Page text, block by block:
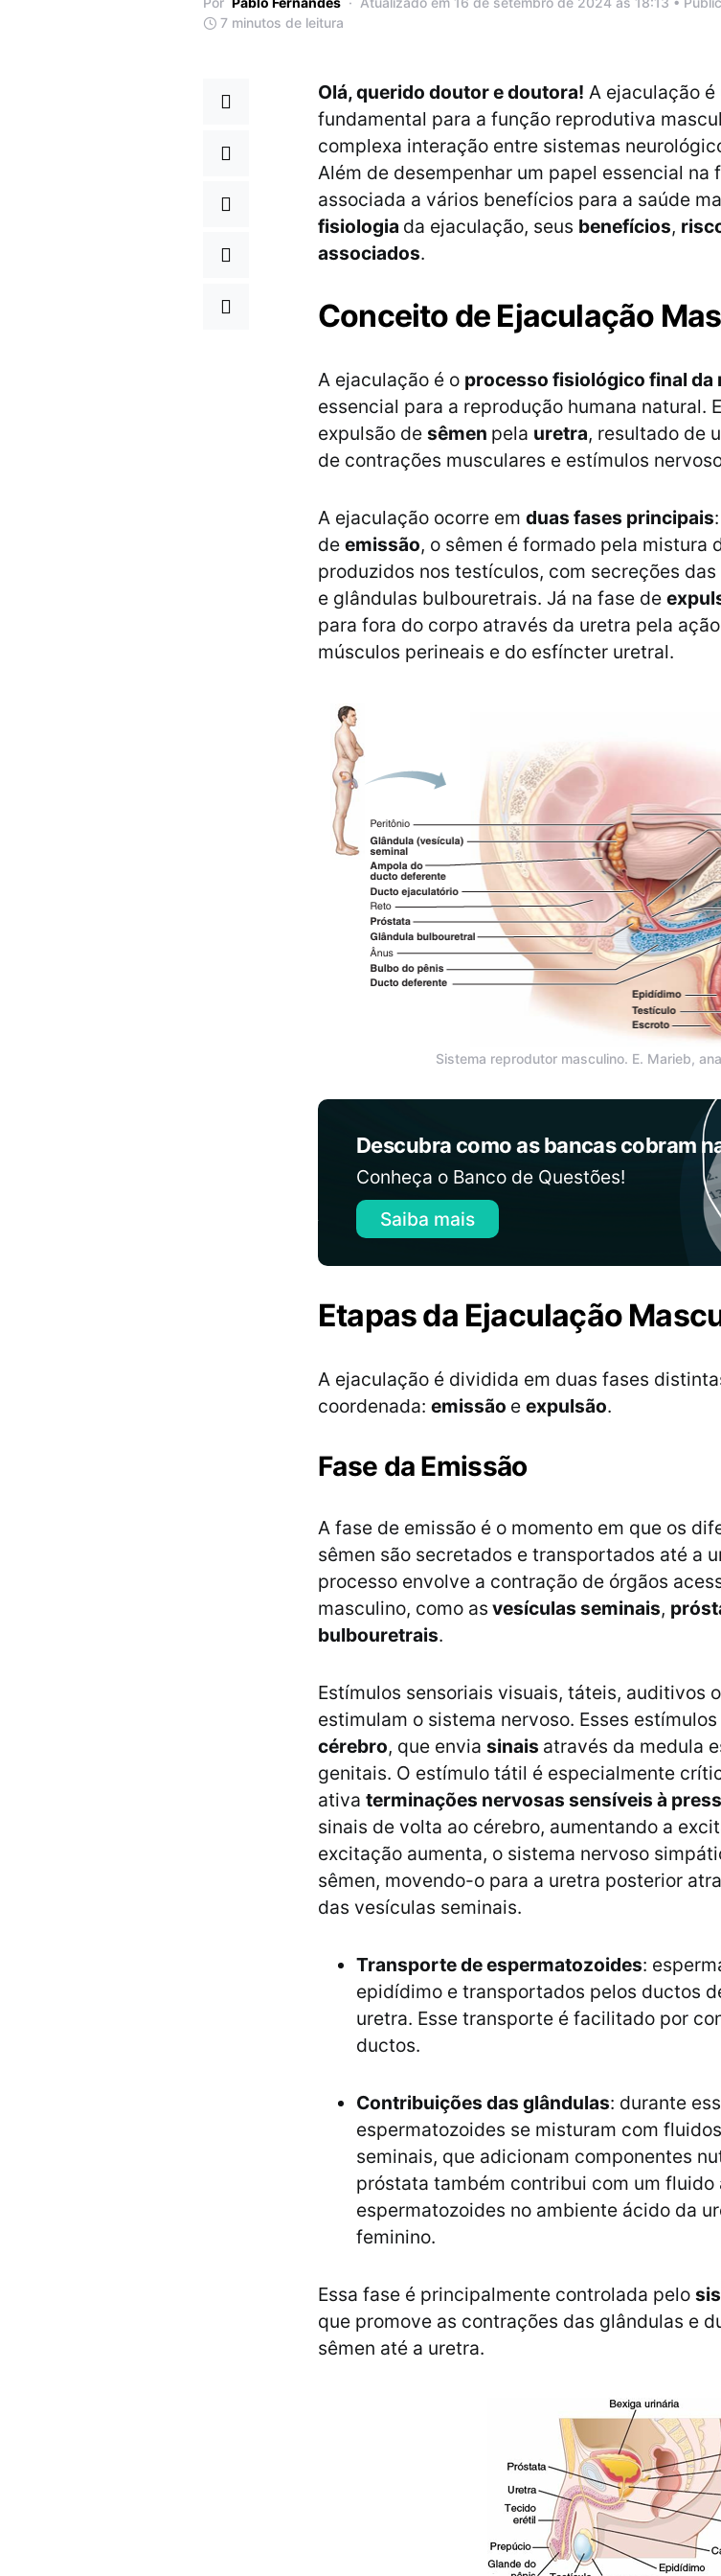
7 minutos de leitura
Olá, querido doutor e doutora! A ejaculação
fundamental para a função reprodutiva
complexa interação entre sistemas
Além de desempenhar um papel essencial
associada a vários benefícios para a saúde
fisiologia da ejaculação, seus benefícios,
associados.
Conceito de Ejaculação
A ejaculação é o processo fisiológico final da
essencial para a reprodução humana natural.
expulsão de sêmen pela uretra, resultado de
de contrações musculares e estímulos
A ejaculação ocorre em duas fases principais
de emissão, o sêmen é formado pela mistura
produzidos nos testículos, com secreções
e glândulas bulbouretrais. Já na fase de
para fora do corpo através da uretra pela
músculos perineais e do esfíncter uretral​.
Sistema reprodutor masculino. E. Marieb,
Descubra como as bancas cobram
Conheça o Banco de Questões!
Saiba mais
Etapas da Ejaculação
A ejaculação é dividida em duas fases
coordenada: emissão e expulsão.
Fase da Emissão
A fase de emissão é o momento em que os
sêmen são secretados e transportados até a
processo envolve a contração de órgãos
masculino, como as vesículas seminais,
bulbouretrais.
Estímulos sensoriais visuais, táteis, auditivos
estimulam o sistema nervoso. Esses
cérebro, que envia sinais através da medula
genitais. O estímulo tátil é especialmente
ativa terminações nervosas sensíveis à
sinais de volta ao cérebro, aumentando a
excitação aumenta, o sistema nervoso
sêmen, movendo-o para a uretra posterior
das vesículas seminais.
Transporte de espermatozoides:
epidídimo e transportados pelos ductos
uretra. Esse transporte é facilitado por
ductos.
Contribuições das glândulas: durante
espermatozoides se misturam com
seminais, que adicionam componentes
próstata também contribui com um fluido
espermatozoides no ambiente ácido da
feminino.
Essa fase é principalmente controlada pelo
que promove as contrações das glândulas e
sêmen até a uretra.